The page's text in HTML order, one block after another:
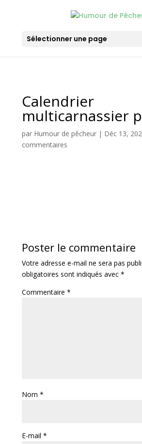
Sélectionner une page
Calendrier
multicarnassier
par Humour de pêcheur| Déc 13,
commentaires
Poster le commentaire
Votre adresse e-mail ne sera pas
obligatoires sont indiqués avec *
Commentaire *
Nom *
E-mail *